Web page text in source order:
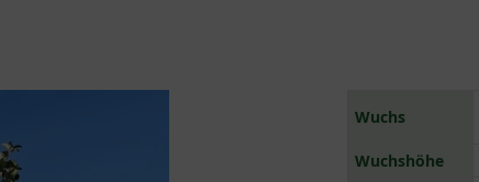
Wuchs
Wuchshöhe